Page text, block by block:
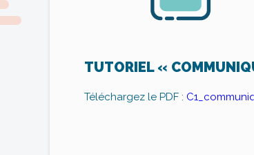
TUTORIEL «
Téléchargez le PDF :